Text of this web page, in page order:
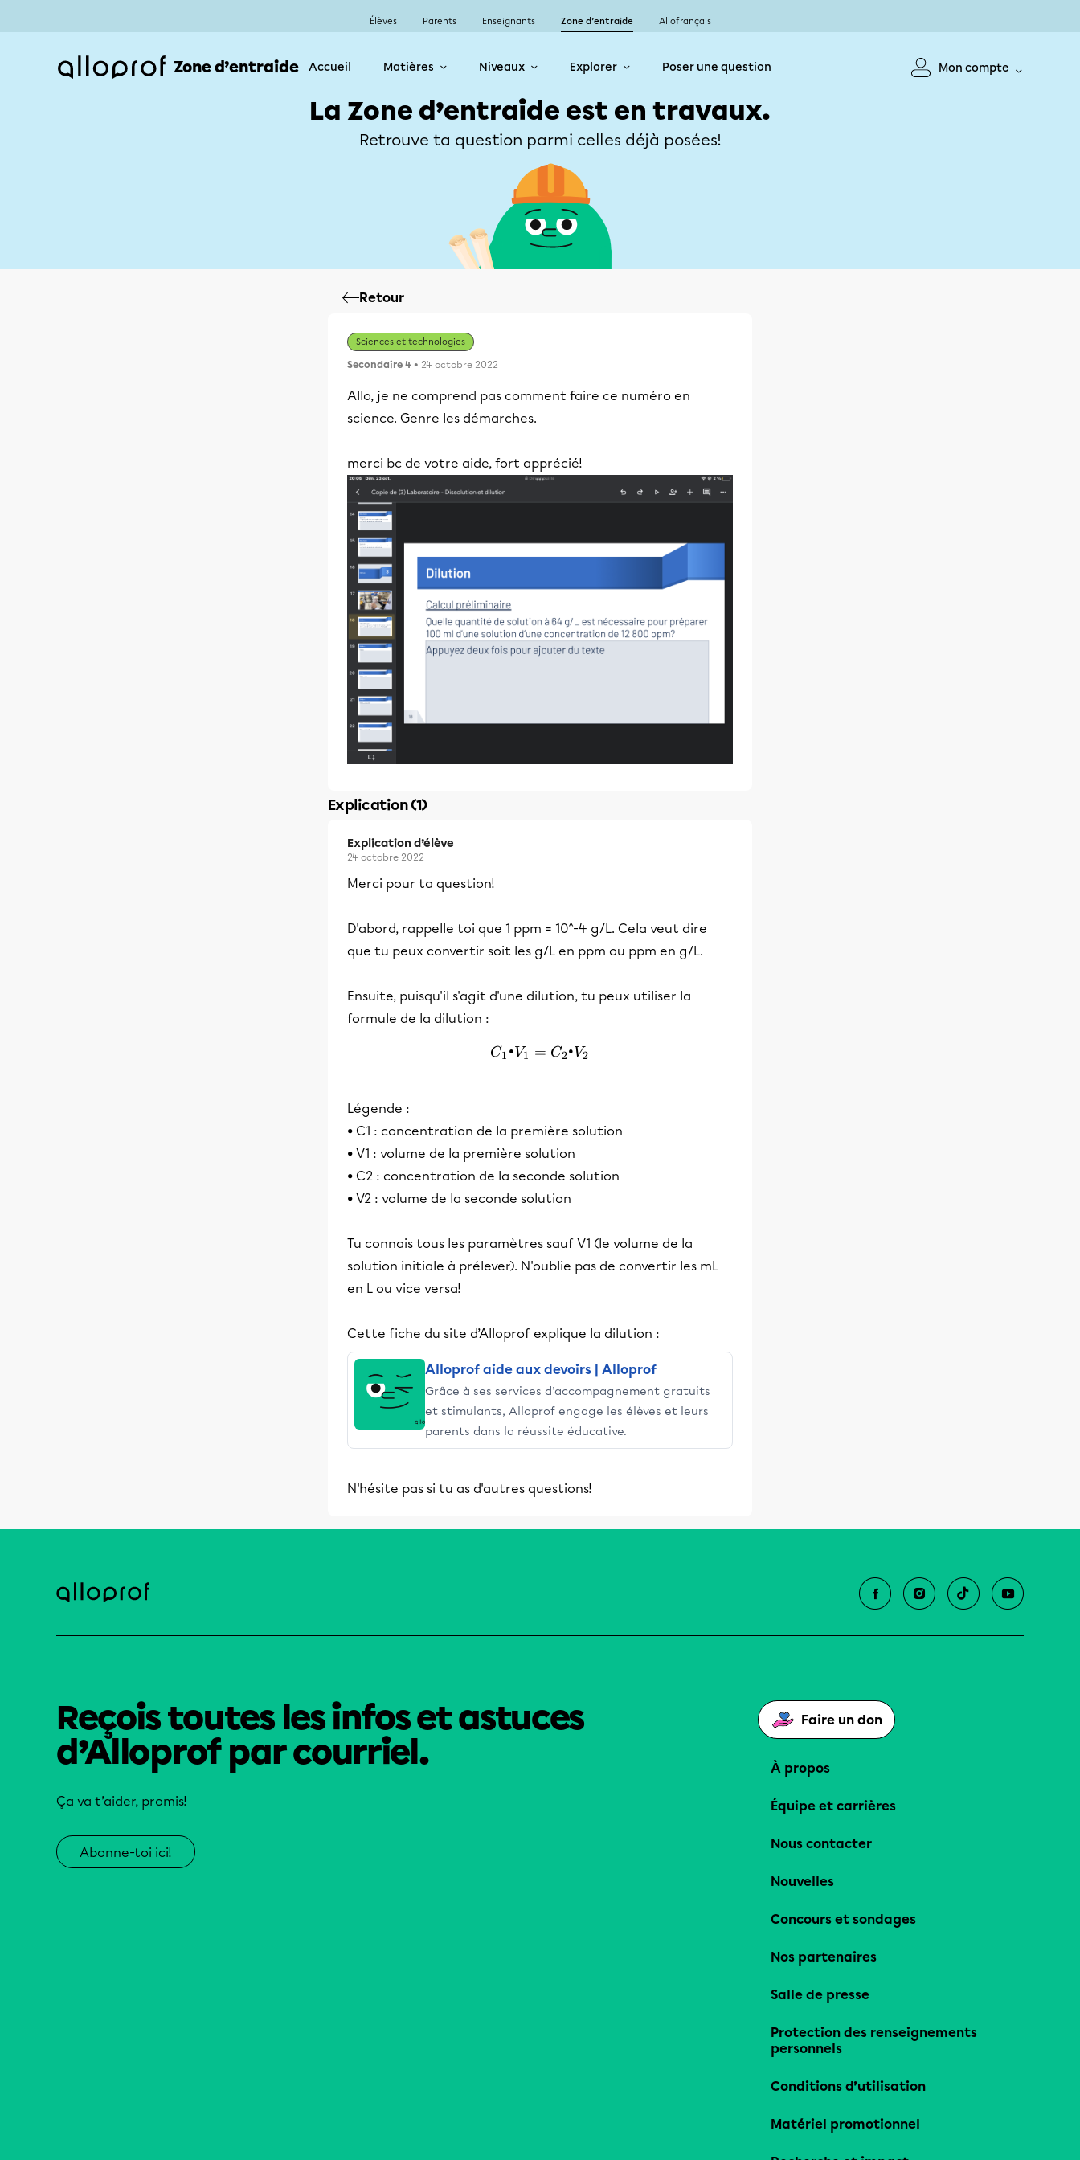
Élèves Parents Enseignants Zone d’entraide Allofrançais
Zone d’entraide Accueil Matières Niveaux Explorer Poser une question Mon compte
La Zone d’entraide est en travaux.
Retrouve ta question parmi celles déjà posées!
Retour
Sciences et technologies
Secondaire 4 • 24 octobre 2022
Allo, je ne comprend pas comment faire ce numéro en
science. Genre les démarches.
merci bc de votre aide, fort apprécié!
Explication (1)
Explication d’élève
24 octobre 2022
Merci pour ta question!
D'abord, rappelle toi que 1 ppm = 10^-4 g/L. Cela veut dire
que tu peux convertir soit les g/L en ppm ou ppm en g/L.
Ensuite, puisqu'il s'agit d'une dilution, tu peux utiliser la
formule de la dilution :
C_1•V_1=C_2•V_2
C1 •V1 = C2•V2
Légende :
• C1 : concentration de la première solution
• V1 : volume de la première solution
• C2 : concentration de la seconde solution
• V2 : volume de la seconde solution
Tu connais tous les paramètres sauf V1 (le volume de la
solution initiale à prélever). N'oublie pas de convertir les mL
en L ou vice versa!
Cette fiche du site d’Alloprof explique la dilution :
Alloprof aide aux devoirs | Alloprof
Grâce à ses services d’accompagnement gratuits
et stimulants, Alloprof engage les élèves et leurs
parents dans la réussite éducative.
N'hésite pas si tu as d'autres questions!
Reçois toutes les infos et astuces
d’Alloprof par courriel.
Ça va t’aider, promis!
Abonne-toi ici!
Faire un don
À propos
Équipe et carrières
Nous contacter
Nouvelles
Concours et sondages
Nos partenaires
Salle de presse
Protection des renseignements
personnels
Conditions d’utilisation
Matériel promotionnel